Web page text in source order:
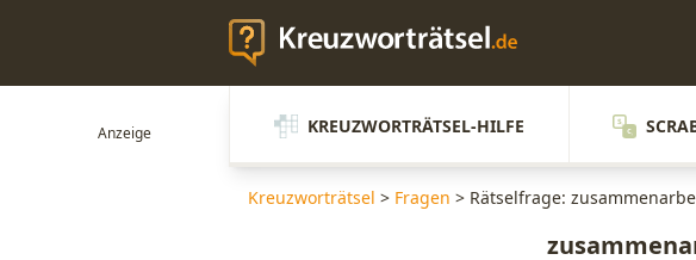
KREUZWORTRÄTSEL-HILFE
Kreuzworträtsel > Fragen > Rätselfrage: